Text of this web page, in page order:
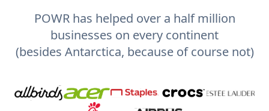
POWR has helped over a half million
businesses on every continent
(besides Antarctica, because of course not)